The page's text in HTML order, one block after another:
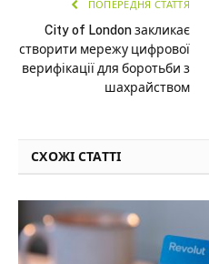
ПОПЕРЕДНЯ СТАТТЯ
City of London закликає
створити мережу цифрової
верифікації для боротьби з
шахрайством
СХОЖІ СТАТТІ